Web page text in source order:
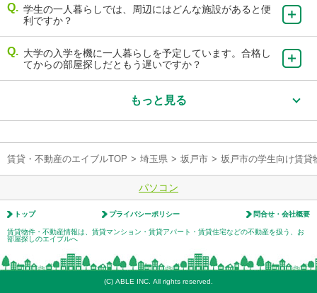
学生の一人暮らしでは、周辺にはどんな施設があると便
利ですか？
大学の入学を機に一人暮らしを予定しています。合格し
てからの部屋探しだともう遅いですか？
もっと見る
賃貸・不動産のエイブルTOP > 埼玉県 > 坂戸市 > 坂戸市の学生向け賃貸
パソコン
トップ プライバシーポリシー 問合せ・会社概要
賃貸物件・不動産情報は、賃貸マンション・賃貸アパート・賃貸住宅などの不動産を扱う、お
部屋探しのエイブルへ
(C) ABLE INC. All rights reserved.